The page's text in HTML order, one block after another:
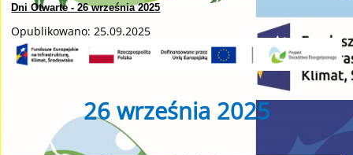
Dni Otwarte - 26 września 2025
Opublikowano: 25.09.2025
26 września 2025